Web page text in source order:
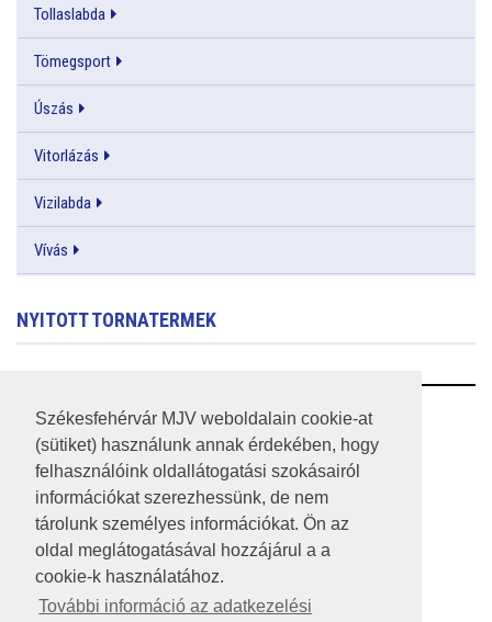
Székesfehérvár MJV weboldalain cookie-at
(sütiket) használunk annak érdekében, hogy
felhasználóink oldallátogatási szokásairól
információkat szerezhessünk, de nem
tárolunk személyes információkat. Ön az
oldal meglátogatásával hozzájárul a a
cookie-k használatához.
További információ az adatkezelési
Tollaslabda
Tömegsport
Úszás
Vitorlázás
Vizilabda
Vívás
NYITOTT TORNATERMEK
RSS
A HONLAP 2017.03.31-I ÁLLAPOTA
JOGI NYILATKOZAT
IMPRESSZUM